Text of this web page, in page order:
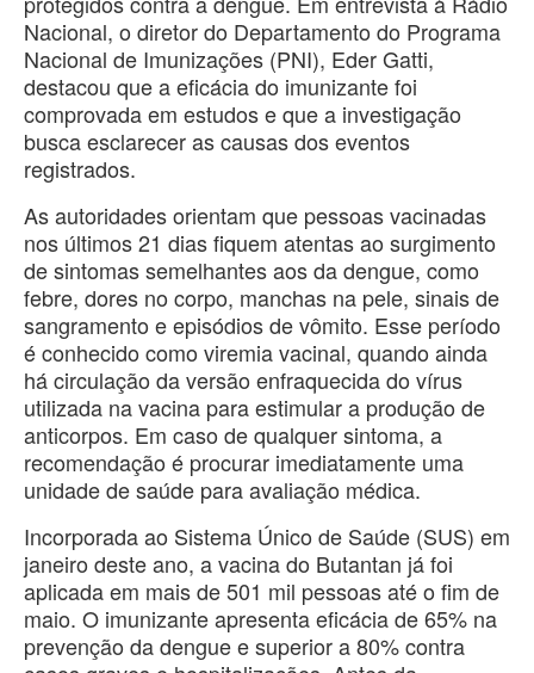
Nacional, o diretor do Departamento do Programa
Nacional de Imunizações (PNI), Eder Gatti,
destacou que a eficácia do imunizante foi
comprovada em estudos e que a investigação
busca esclarecer as causas dos eventos
registrados.
As autoridades orientam que pessoas vacinadas
nos últimos 21 dias fiquem atentas ao surgimento
de sintomas semelhantes aos da dengue, como
febre, dores no corpo, manchas na pele, sinais de
sangramento e episódios de vômito. Esse período
é conhecido como viremia vacinal, quando ainda
há circulação da versão enfraquecida do vírus
utilizada na vacina para estimular a produção de
anticorpos. Em caso de qualquer sintoma, a
recomendação é procurar imediatamente uma
unidade de saúde para avaliação médica.
Incorporada ao Sistema Único de Saúde (SUS) em
janeiro deste ano, a vacina do Butantan já foi
aplicada em mais de 501 mil pessoas até o fim de
maio. O imunizante apresenta eficácia de 65% na
prevenção da dengue e superior a 80% contra